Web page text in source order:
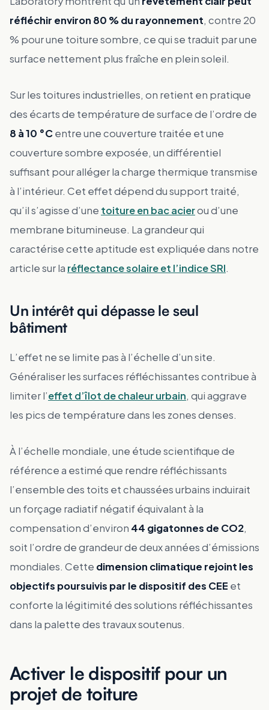
réfléchir environ 80 % du rayonnement, contre 20
% pour une toiture sombre, ce qui se traduit par une
surface nettement plus fraîche en plein soleil.
Sur les toitures industrielles, on retient en pratique
des écarts de température de surface de l’ordre de
8 à 10 °Centre une couverture traitée et une
couverture sombre exposée, un différentiel
suffisant pour alléger la charge thermique transmise
à l’intérieur. Cet effet dépend du support traité,
qu’il s’agisse d’une toiture en bac acierou d’une
membrane bitumineuse. La grandeur qui
caractérise cette aptitude est expliquée dans notre
article sur la réflectance solaire et l’indice SRI.
Un intérêt qui dépasse le seul
bâtiment
L’effet ne se limite pas à l’échelle d’un site.
Généraliser les surfaces réfléchissantes contribue à
limiter l’effet d’îlot de chaleur urbain, qui aggrave
les pics de température dans les zones denses.
À l’échelle mondiale, une étude scientifique de
référence a estimé que rendre réfléchissants
l’ensemble des toits et chaussées urbains induirait
un forçage radiatif négatif équivalant à la
compensation d’environ 44 gigatonnes de CO2,
soit l’ordre de grandeur de deux années d’émissions
mondiales. Cette dimension climatique rejoint les
objectifs poursuivis par le dispositif des CEE et
conforte la légitimité des solutions réfléchissantes
dans la palette des travaux soutenus.
Activer le dispositif pour un
projet de toiture